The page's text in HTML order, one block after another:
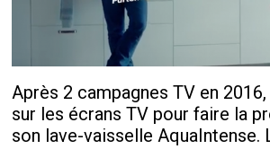
Après 2 campagnes TV en
sur les écrans TV pour faire la
son lave-vaisselle AquaIntense.